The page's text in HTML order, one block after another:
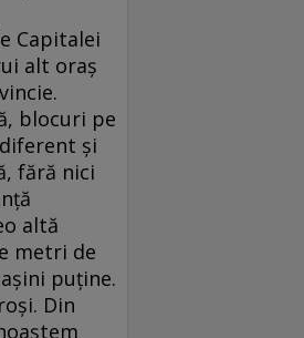
Capitalei
alt oraş
blocuri pe
şi
fără nici
altă
metri de
puţine.
Din